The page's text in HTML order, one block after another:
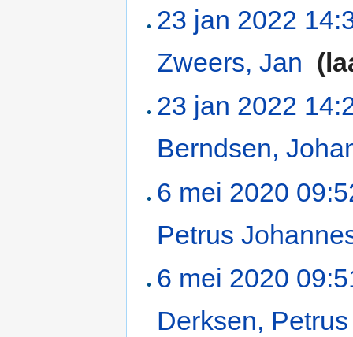
23 jan 2022
Zweers, Jan
23 jan 2022
Berndsen,
6 mei 2020
Petrus
6 mei 2020
Derksen,